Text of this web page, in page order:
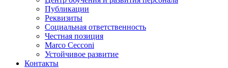
Публикации
Реквизиты
Социальная ответственность
Честная позиция
Marco Cecconi
Устойчивое развитие
Контакты